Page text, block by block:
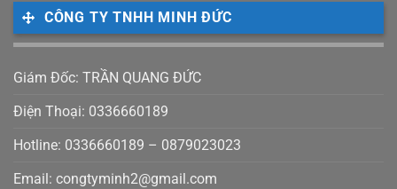
CÔNG TY TNHH MINH ĐỨC
Giám Đốc: TRẦN QUANG ĐỨC
Điện Thoại: 0336660189
Hotline: 0336660189 – 0879023023
Email: congtyminh2@gmail.com